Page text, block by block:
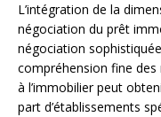
L’intégration de la
négociation du prêt
négociation
compréhension fine des
à l’immobilier peut
part d’établissements